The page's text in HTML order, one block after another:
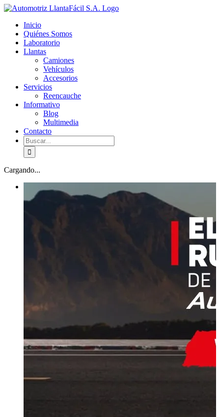
Skip
content
facebook
youtube
Inicio
Quiénes Somos
Laboratorio
Llantas
Camiones
Vehículos
Accesorios
Servicios
Reencauche
Informativo
Blog
Multimedia
Contacto
Buscar:
Cargando...